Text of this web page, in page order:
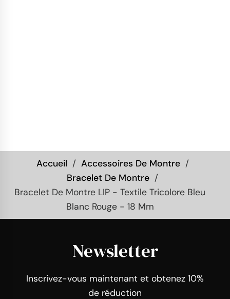
Accueil
Accessoires De Montre
Bracelet De Montre
Bracelet De Montre LIP - Textile Tricolore Bleu
Blanc Rouge - 18 Mm
Newsletter
Inscrivez-vous maintenant et obtenez 10%
de réduction